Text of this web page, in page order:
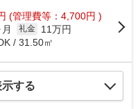
(管理費等：4,700円 )
礼金
11万円
/ 31.50㎡
する